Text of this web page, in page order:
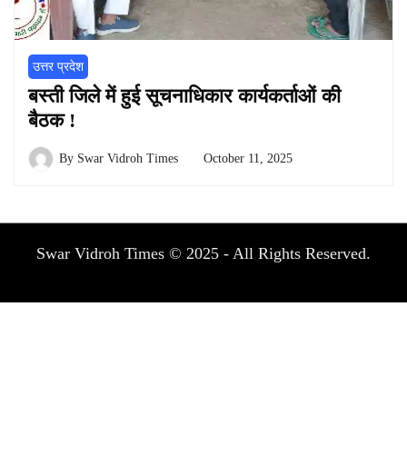
उत्तर प्रदेश
बस्ती जिले में हुई सूचनाधिकार कार्यकर्ताओं की
बैठक !
By Swar Vidroh Times October 11, 2025
Swar Vidroh Times © 2025 - All Rights Reserved.